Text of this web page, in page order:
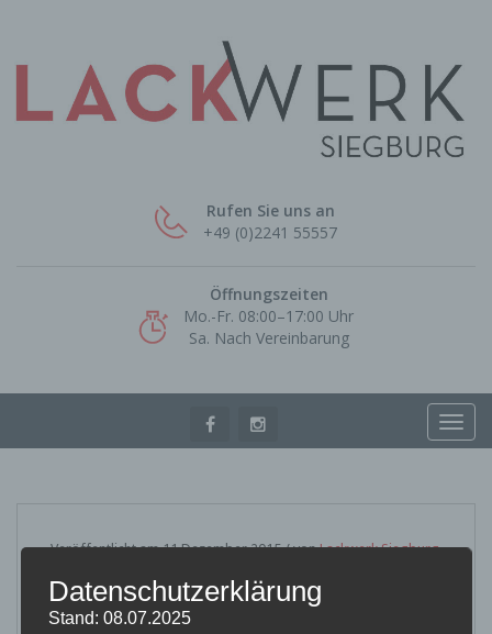
Rufen Sie uns an
+49 (0)2241 55557
Öffnungszeiten
Mo.-Fr. 08:00–17:00 Uhr
Sa. Nach Vereinbarung
11
DEZ.
Veröffentlicht am 11 Dezember 2015 / vonLackwerk Siegburg
/0 Kommentare
Datenschutzerklärung
Stand: 08.07.2025